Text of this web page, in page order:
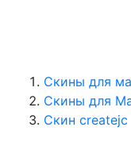
Скины для
Скины для
Скин createjc